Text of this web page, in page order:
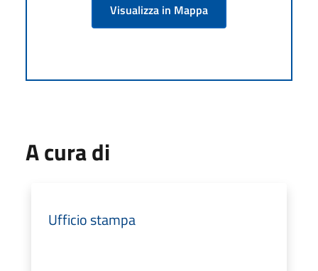
Visualizza in Mappa
A cura di
Ufficio stampa